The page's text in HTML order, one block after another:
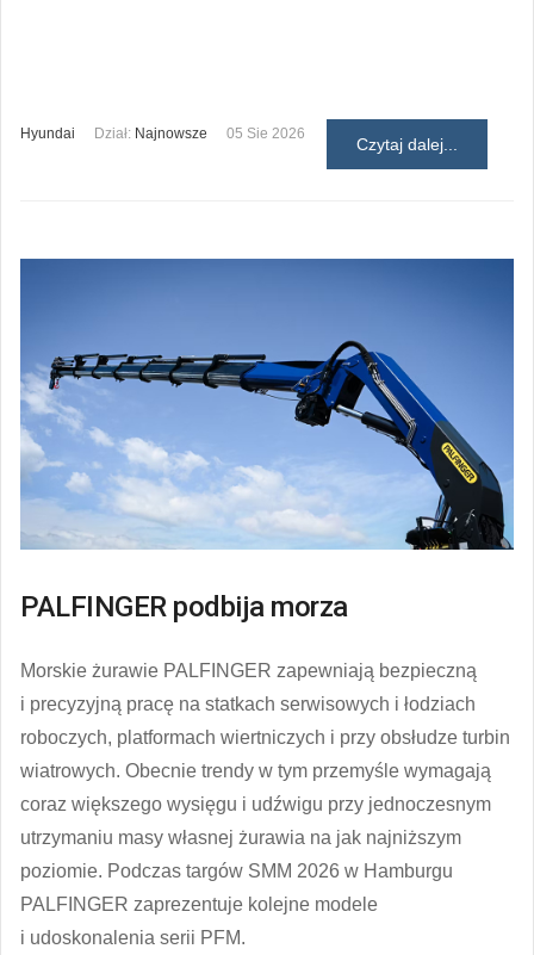
Hyundai Dział: Najnowsze 05 Sie 2026
Czytaj dalej...
PALFINGER podbija morza
Morskie żurawie PALFINGER zapewniają bezpieczną
i precyzyjną pracę na statkach serwisowych i łodziach
roboczych, platformach wiertniczych i przy obsłudze turbin
wiatrowych. Obecnie trendy w tym przemyśle wymagają
coraz większego wysięgu i udźwigu przy jednoczesnym
utrzymaniu masy własnej żurawia na jak najniższym
poziomie. Podczas targów SMM 2026 w Hamburgu
PALFINGER zaprezentuje kolejne modele
i udoskonalenia serii PFM.